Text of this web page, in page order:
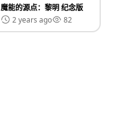
魔能的源点：黎明 纪念版
2 years ago
82